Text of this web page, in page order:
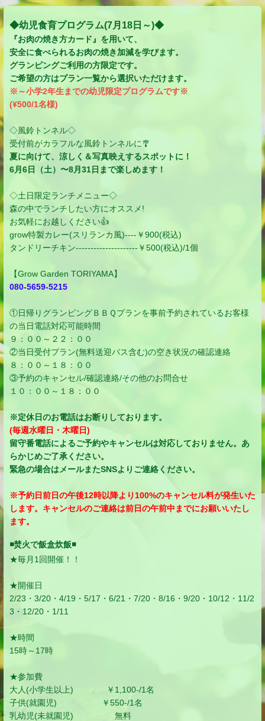
◆幼児食育プログラム(7月18日～)◆
『お肉の焼き方カード』を用いて、
安全に食べられるお肉の焼き加減を学びます。
グランピングご利用の方限定です。
ご希望の方はプラン一覧から選択いただけます。
※～小学2年生までの幼児限定プログラムです※
(¥500/1名様)
◇風鈴トンネル◇
受付前がカラフルな風鈴トンネルに🎐
夏に向けて、涼しく＆写真映えするスポットに！
6月6日（土）〜8月31日まで楽しめます！
◇土日限定ランチメニュー◇
森の中でランチしたい方にオススメ!
お気軽にお越しください👍
grow特製カレー(スリランカ風)----￥900(税込)
タンドリーチキン---------------------￥500(税込)/1個
【Grow Garden TORIYAMA】
080-5659-5215
①日帰りグランピングＢＢＱプランを事前予約されているお客様
の当日電話対応可能時間
９：００～２２：００
②当日受付プラン(無料送迎バス含む)の空き状況の確認連絡
８：００～１８：００
③予約のキャンセル/確認連絡/その他のお問合せ
１０：００～１８：００
※定休日のお電話はお断りしております。
(毎週水曜日・木曜日)
留守番電話によるご予約やキャンセルは対応しておりません。あ
らかじめご了承ください。
緊急の場合はメールまたSNSよりご連絡ください。
※予約日前日の午後12時以降より100%のキャンセル料が発生いた
します。キャンセルのご連絡は前日の午前中までにお願いいたし
ます。
◾️焚火で飯盒炊飯◾️
★毎月1回開催！！
★開催日
2/23・3/20・4/19・5/17・6/21・7/20・8/16・9/20・10/12・11/2
3・12/20・1/11
★時間
15時～17時
★参加費
大人(小学生以上) ￥1,100-/1名
子供(就園児) ￥550-/1名
乳幼児(未就園児) 無料